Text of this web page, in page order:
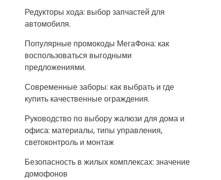
Редукторы хода: выбор запчастей для
автомобиля.
Популярные промокоды МегаФона: как
воспользоваться выгодными
предложениями.
Современные заборы: как выбрать и где
купить качественные ограждения.
Руководство по выбору жалюзи для дома и
офиса: материалы, типы управления,
светоконтроль и монтаж
Безопасность в жилых комплексах: значение
домофонов